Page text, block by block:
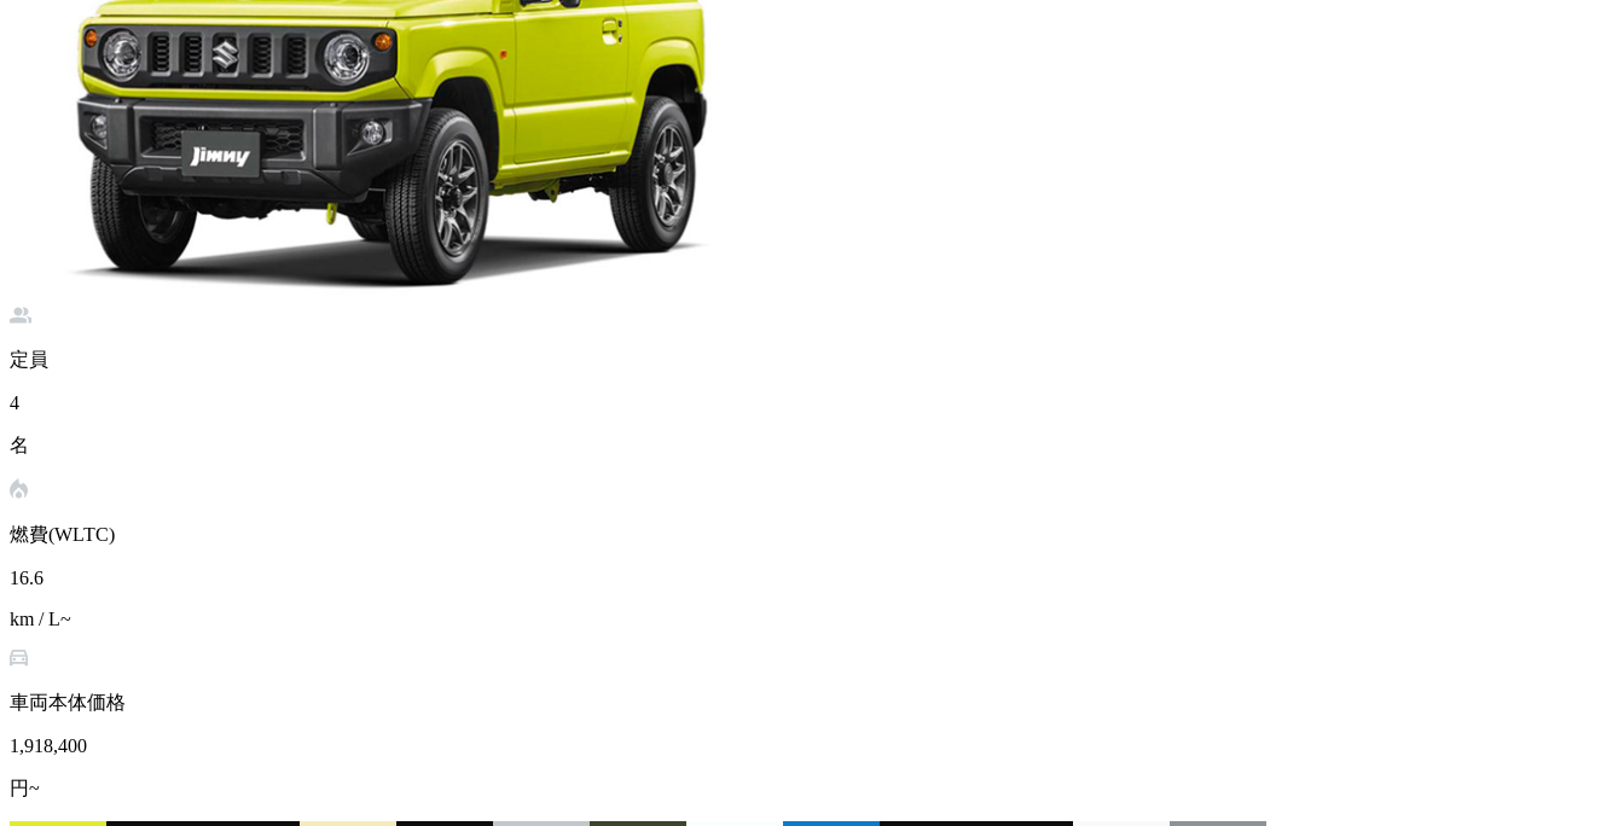
定員
4
名
燃費(WLTC)
16.6
km / L~
車両本体価格
1,918,400
円~